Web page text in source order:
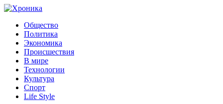
Общество
Политика
Экономика
Происшествия
В мире
Технологии
Культура
Спорт
Life Style